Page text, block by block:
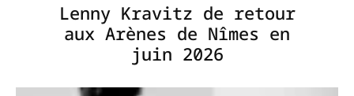
Lenny Kravitz de retour
aux Arènes de Nîmes en
juin 2026